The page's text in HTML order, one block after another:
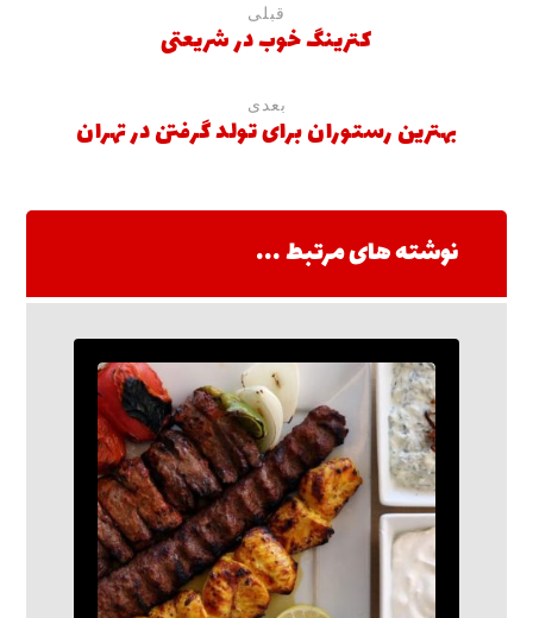
قبلی
کترینگ خوب در شریعتی
بعدی
بهترین رستوران برای تولد گرفتن در تهران
نوشته های مرتبط ...